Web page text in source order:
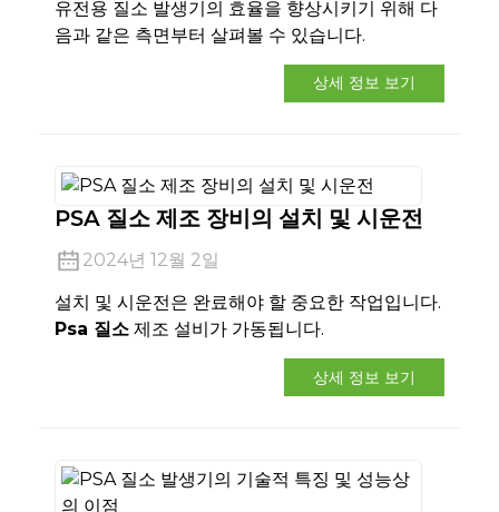
유전용 질소 발생기의 효율을 향상시키기 위해 다
음과 같은 측면부터 살펴볼 수 있습니다.
상세 정보 보기
PSA 질소 제조 장비의 설치 및 시운전
2024년 12월 2일
설치 및 시운전은 완료해야 할 중요한 작업입니다.
Psa 질소 제조 설비가 가동됩니다.
상세 정보 보기